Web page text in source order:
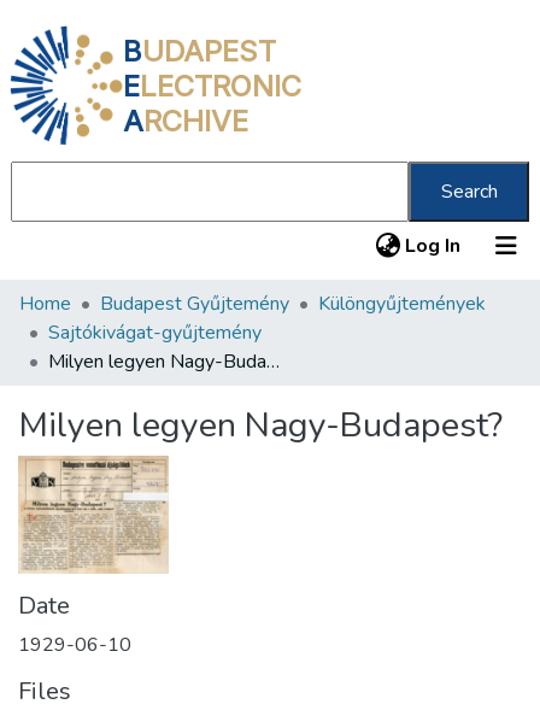
BUDAPEST
ELECTRONIC
ARCHIVE
Search
Log In (current)
Communities & Collections
All of DSpace
About us
Home Budapest Gyűjtemény
Különgyűjtemények
Sajtókivágat-gyűjtemény
Milyen legyen Nagy-Budapest?
Milyen legyen Nagy-Budapest?
Date
1929-06-10
Files